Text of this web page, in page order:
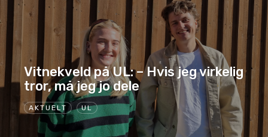
AKTUELT UL
Vitnekveld på UL: – Hvis jeg virkelig
tror, må jeg jo dele